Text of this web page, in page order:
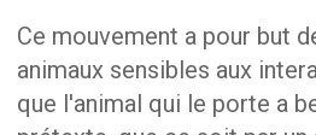
Ce mouvement a pour but
animaux sensibles aux
que l'animal qui le porte a